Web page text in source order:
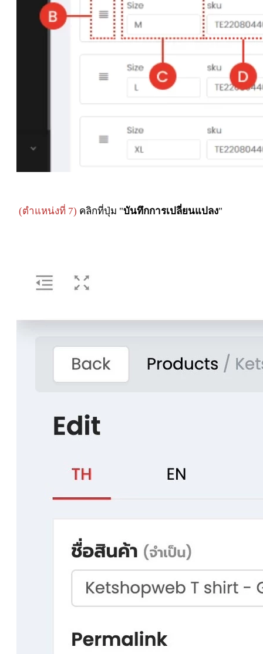
(ตำแหน่งที่ 7) คลิกที่ปุ่ม "บันทึกการเปลี่ยนแปลง"